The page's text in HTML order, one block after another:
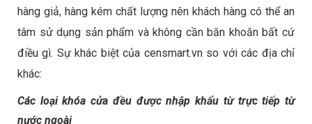
hàng giả, hàng kém chất lượng nên khách hàng có thể an
tâm sử dụng sản phẩm và không cần băn khoăn bất cứ
điều gì. Sự khác biệt của censmart.vn so với các địa chỉ
khác:
Các loại khóa cửa đều được nhập khẩu từ trực tiếp từ
nước ngoài